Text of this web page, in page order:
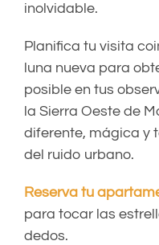
inolvidable.
Planifica tu visita
luna nueva para
posible en tus
la Sierra Oeste de
diferente, mágica y
del ruido urbano.
Reserva tu
para tocar las
dedos.